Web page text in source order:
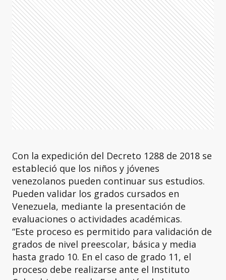
Con la expedición del Decreto 1288 de 2018 se
estableció que los niños y jóvenes
venezolanos pueden continuar sus estudios.
Pueden validar los grados cursados en
Venezuela, mediante la presentación de
evaluaciones o actividades académicas.
“Este proceso es permitido para validación de
grados de nivel preescolar, básica y media
hasta grado 10. En el caso de grado 11, el
proceso debe realizarse ante el Instituto